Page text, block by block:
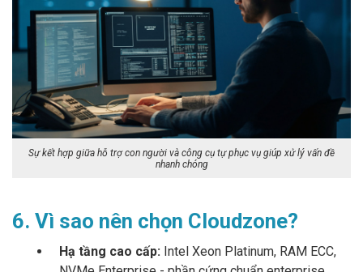
Sự kết hợp giữa hỗ trợ con người và công cụ tự phục vụ giúp xử lý vấn đề
nhanh chóng
6. Vì sao nên chọn Cloudzone?
Hạ tầng cao cấp: Intel Xeon Platinum, RAM ECC,